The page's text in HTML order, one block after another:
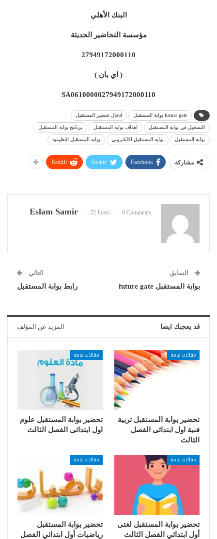
البنك الأهلي
مؤسسة التحاضير الحديثة
27949172000110
( اي بان )
SA0610000027949172000110
future gate بوابة المستقبل ادخال تحضير المستقبل
التسجيل في بوابة المستقبل اهداف بوابة المستقبل برنامج بوابة المستقبل
بوابة المستقبل بوابة المستقبل الالكتروني بوابة المستقبل التعليمية
مشاركة Facebook
Twitter
ReddIt
Eslam Samir 72 Posts 0 Comments
السابق
بوابة المستقبل future gate
التالي
رابط بوابة المستقبل
قد يعجبك ايضا المزيد عن المؤلف
مقالات عامة
تحضير بوابة المستقبل تربية
فنية اول ابتدائى الفصل
الثالث
مقالات عامة
تحضير بوابة المستقبل علوم
اول ابتدائى الفصل الثالث
مقالات عامة
تحضير بوابة المستقبل لغتى
أول ابتدائي الفصل الثالث
مقالات عامة
تحضير بوابة المستقبل
رياضيات أول ابتدائي الفصل